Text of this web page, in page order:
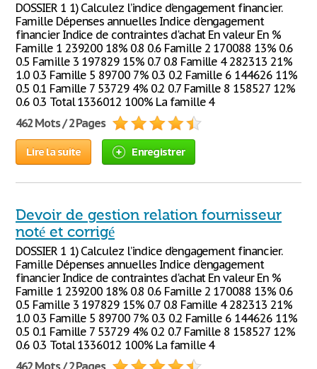
DOSSIER 1 1) Calculez l’indice d’engagement financier.
Famille Dépenses annuelles Indice d'engagement
financier Indice de contraintes d'achat En valeur En %
Famille 1 239200 18% 0.8 0.6 Famille 2 170088 13% 0.6
0.5 Famille 3 197829 15% 0.7 0.8 Famille 4 282313 21%
1.0 0.3 Famille 5 89700 7% 0.3 0.2 Famille 6 144626 11%
0.5 0.1 Famille 7 53729 4% 0.2 0.7 Famille 8 158527 12%
0.6 0.3 Total 1336012 100% La famille 4
462 Mots / 2 Pages
Lire la suite Enregistrer
Devoir de gestion relation fournisseur
noté et corrigé
DOSSIER 1 1) Calculez l’indice d’engagement financier.
Famille Dépenses annuelles Indice d'engagement
financier Indice de contraintes d'achat En valeur En %
Famille 1 239200 18% 0.8 0.6 Famille 2 170088 13% 0.6
0.5 Famille 3 197829 15% 0.7 0.8 Famille 4 282313 21%
1.0 0.3 Famille 5 89700 7% 0.3 0.2 Famille 6 144626 11%
0.5 0.1 Famille 7 53729 4% 0.2 0.7 Famille 8 158527 12%
0.6 0.3 Total 1336012 100% La famille 4
462 Mots / 2 Pages